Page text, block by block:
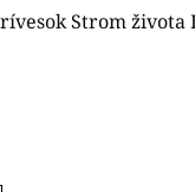
Strom života